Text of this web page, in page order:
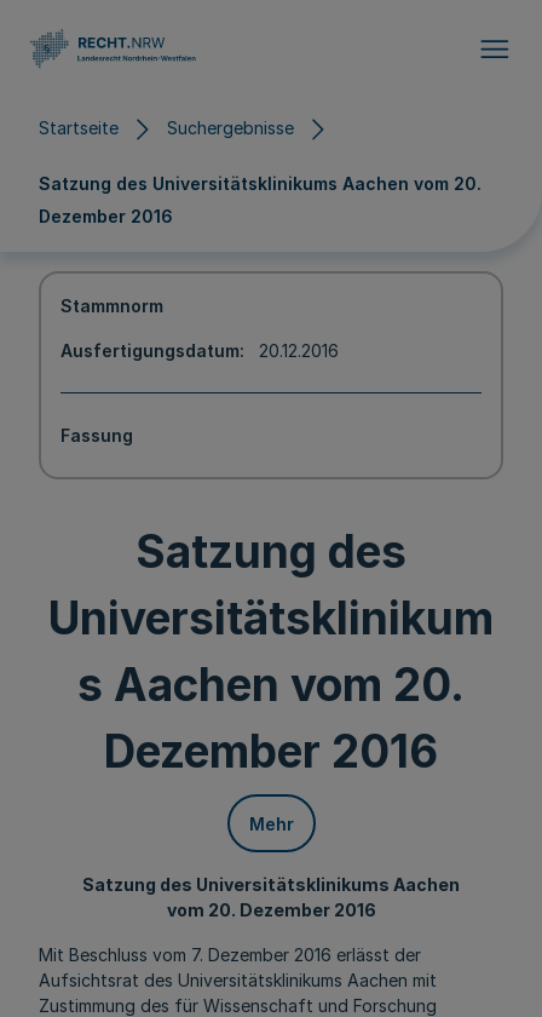
Startseite Suchergebnisse
Satzung des Universitätsklinikums Aachen vom 20.
Dezember 2016
Stammnorm
Ausfertigungsdatum 20.12.2016
Fassung
Satzung des
Universitätsklinikum
s Aachen vom 20.
Dezember 2016
Mehr
Satzung des Universitätsklinikums Aachen
vom 20. Dezember 2016
Mit Beschluss vom 7. Dezember 2016 erlässt der
Aufsichtsrat des Universitätsklinikums Aachen mit
Zustimmung des für Wissenschaft und Forschung